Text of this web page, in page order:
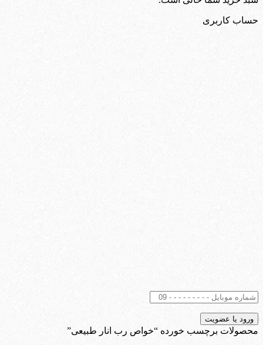
حساب کاربری
محصولات برچسب خورده “خواص رب انار طبیعی”